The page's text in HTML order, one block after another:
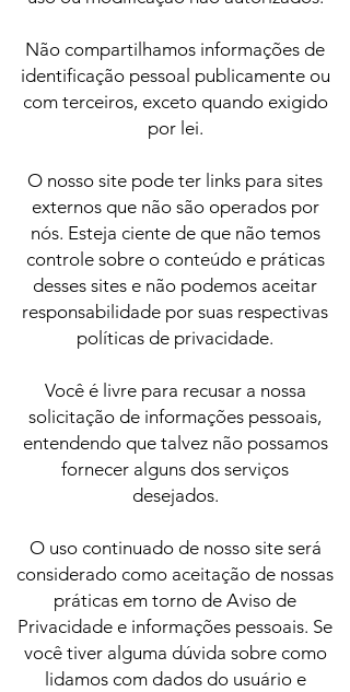
Não compartilhamos informações de
identificação pessoal publicamente ou
com terceiros, exceto quando exigido
por lei.
O nosso site pode ter links para sites
externos que não são operados por
nós. Esteja ciente de que não temos
controle sobre o conteúdo e práticas
desses sites e não podemos aceitar
responsabilidade por suas respectivas
políticas de privacidade.
Você é livre para recusar a nossa
solicitação de informações pessoais,
entendendo que talvez não possamos
fornecer alguns dos serviços
desejados.
O uso continuado de nosso site será
considerado como aceitação de nossas
práticas em torno de Aviso de
Privacidade e informações pessoais. Se
você tiver alguma dúvida sobre como
lidamos com dados do usuário e